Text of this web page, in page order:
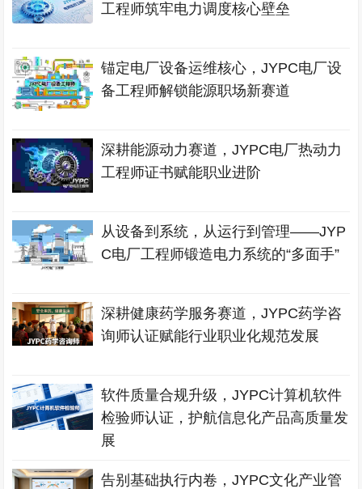
工程师筑牢电力调度核心壁垒
锚定电厂设备运维核心，JYPC电厂设
备工程师解锁能源职场新赛道
深耕能源动力赛道，JYPC电厂热动力
工程师证书赋能职业进阶
从设备到系统，从运行到管理——JYP
C电厂工程师锻造电力系统的“多面手”
深耕健康药学服务赛道，JYPC药学咨
询师认证赋能行业职业化规范发展
软件质量合规升级，JYPC计算机软件
检验师认证，护航信息化产品高质量发
展
告别基础执行内卷，JYPC文化产业管